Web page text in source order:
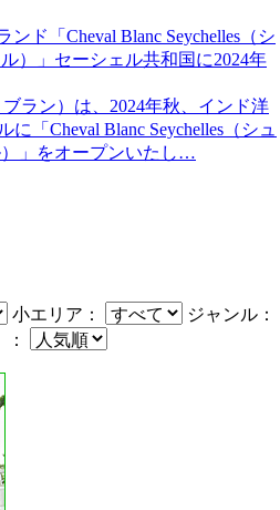
ド「Cheval Blanc Seychelles（シ
）」セーシェル共和国に2024年
ラン）は、2024年秋、インド洋
「Cheval Blanc Seychelles（シュ
」をオープンいたし…
小エリア：
ジャンル：